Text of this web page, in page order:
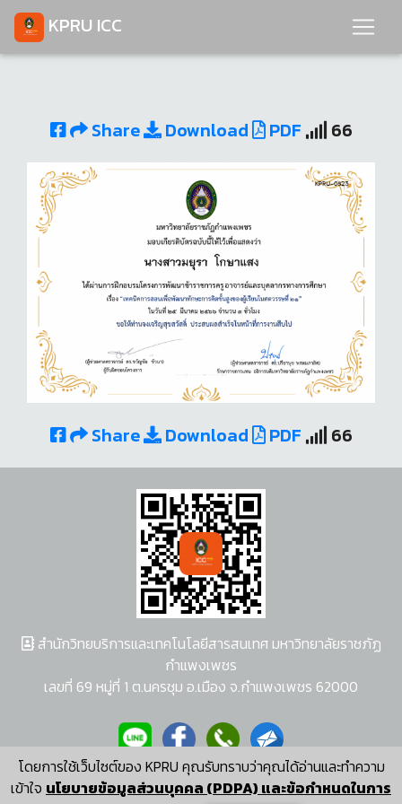
KPRU ICC
Share Download PDF 66
Share Download PDF 66
โดยการใช้เว็บไซต์ของ KPRU คุณรับทราบว่าคุณได้อ่านและทำความ
เข้าใจ นโยบายข้อมูลส่วนบุคคล (PDPA) และข้อกำหนดในการ
สำนักวิทยบริการและเทคโนโลยีสารสนเทศ มหาวิทยาลัยราชภัฏ
กำแพงเพชร
เลขที่ 69 หมู่ที่ 1 ต.นครชุม อ.เมือง จ.กำแพงเพชร 62000
ผู้พัฒนาระบบ อนุชา พวงผกา